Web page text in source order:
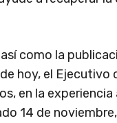
como la
hoy, el Ejecutivo
en la experiencia
14 de